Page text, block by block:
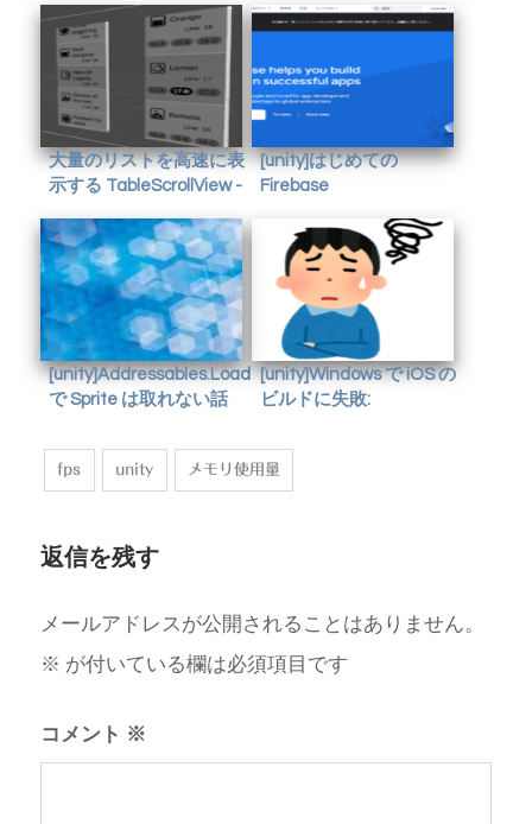
大量のリストを高速に表
示する TableScrollView -
[unity]はじめての
Firebase
[unity]Addressables.LoadAssetAsync<Object>
で Sprite は取れない話
[unity]Windows で iOS の
ビルドに失敗:
fps unity メモリ使用量
返信を残す
メールアドレスが公開されることはありません。
※ が付いている欄は必須項目です
コメント ※